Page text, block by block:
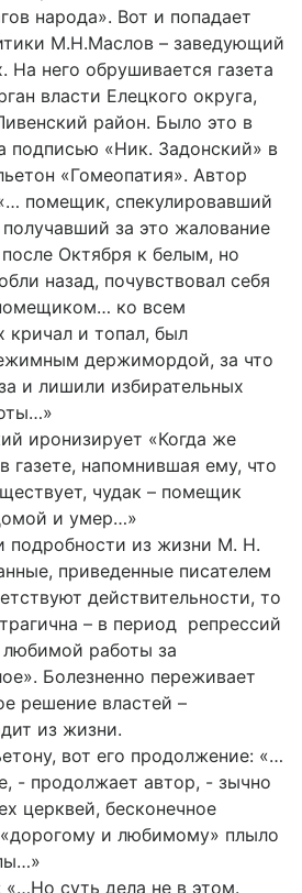
народа». Вот и попадает
М.Н.Маслов – заведующий
На него обрушивается газета
власти Елецкого округа,
район. Было это в
подписью «Ник. Задонский» в
«Гомеопатия». Автор
помещик, спекулировавший
за это жалование
Октября к белым, но
назад, почувствовал себя
ко всем
кричал и топал, был
держимордой, за что
и лишили избирательных
иронизирует «Когда же
газете, напомнившая ему, что
чудак – помещик
и умер…»
подробности из жизни М. Н.
приведенные писателем
действительности, то
– в период репрессий
любимой работы за
Болезненно переживает
решение властей –
из жизни.
вот его продолжение: «…
- продолжает автор, - зычно
церквей, бесконечное
и любимому» плыло
«…Но суть дела не в этом.